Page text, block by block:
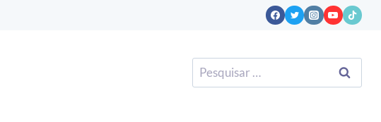
Pesquisar
por: